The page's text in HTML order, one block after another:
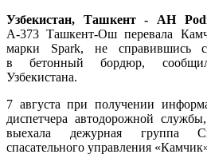
Узбекистан, Ташкент - АН
А-373 Ташкент-Ош перевала
марки Spark, не справившись с
в бетонный бордюр,
Узбекистана.
7 августа при получении
диспетчера автодорожной
выехала дежурная группа
спасательного управления